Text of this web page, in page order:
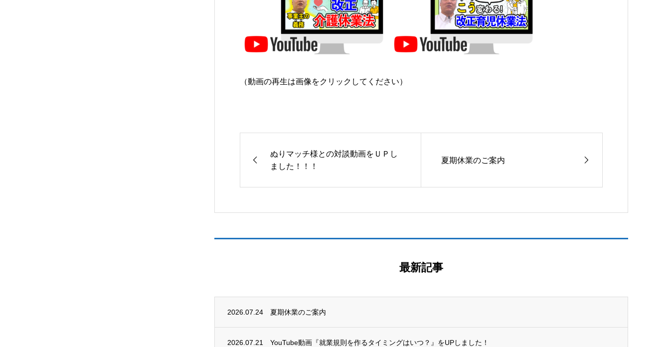
（動画の再生は画像をクリックしてください）
ぬりマッチ様との対談動画をＵＰし
ました！！！
夏期休業のご案内
最新記事
2026.07.24 夏期休業のご案内
2026.07.21 YouTube動画『就業規則を作るタイミングはいつ？』をUPしました！